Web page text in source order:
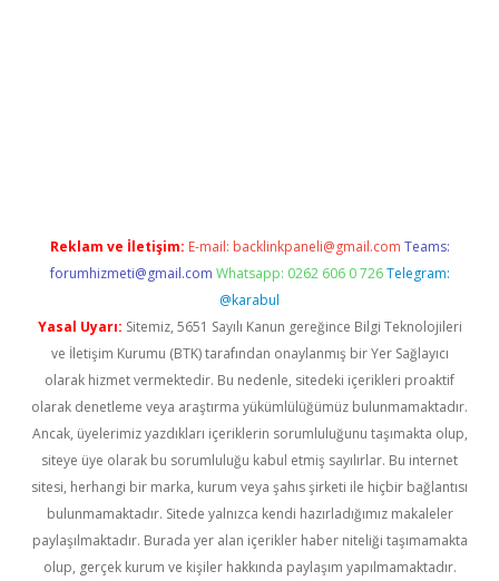
Reklam ve İletişim: E-mail: backlinkpaneli@gmail.com Teams:
forumhizmeti@gmail.com Whatsapp: 0262 606 0 726 Telegram:
@karabul
Yasal Uyarı: Sitemiz, 5651 Sayılı Kanun gereğince Bilgi Teknolojileri
ve İletişim Kurumu (BTK) tarafından onaylanmış bir Yer Sağlayıcı
olarak hizmet vermektedir. Bu nedenle, sitedeki içerikleri proaktif
olarak denetleme veya araştırma yükümlülüğümüz bulunmamaktadır.
Ancak, üyelerimiz yazdıkları içeriklerin sorumluluğunu taşımakta olup,
siteye üye olarak bu sorumluluğu kabul etmiş sayılırlar. Bu internet
sitesi, herhangi bir marka, kurum veya şahıs şirketi ile hiçbir bağlantısı
bulunmamaktadır. Sitede yalnızca kendi hazırladığımız makaleler
paylaşılmaktadır. Burada yer alan içerikler haber niteliği taşımamakta
olup, gerçek kurum ve kişiler hakkında paylaşım yapılmamaktadır.